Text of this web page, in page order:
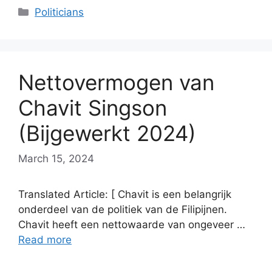
Categories
Politicians
Nettovermogen van
Chavit Singson
(Bijgewerkt 2024)
March 15, 2024
Translated Article: [ Chavit is een belangrijk
onderdeel van de politiek van de Filipijnen.
Chavit heeft een nettowaarde van ongeveer …
Read more